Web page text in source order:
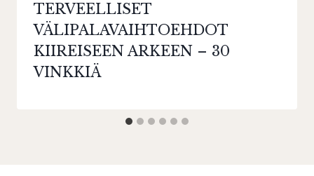
TERVEELLISET
VÄLIPALAVAIHTOEHDOT
KIIREISEEN ARKEEN – 30
VINKKIÄ